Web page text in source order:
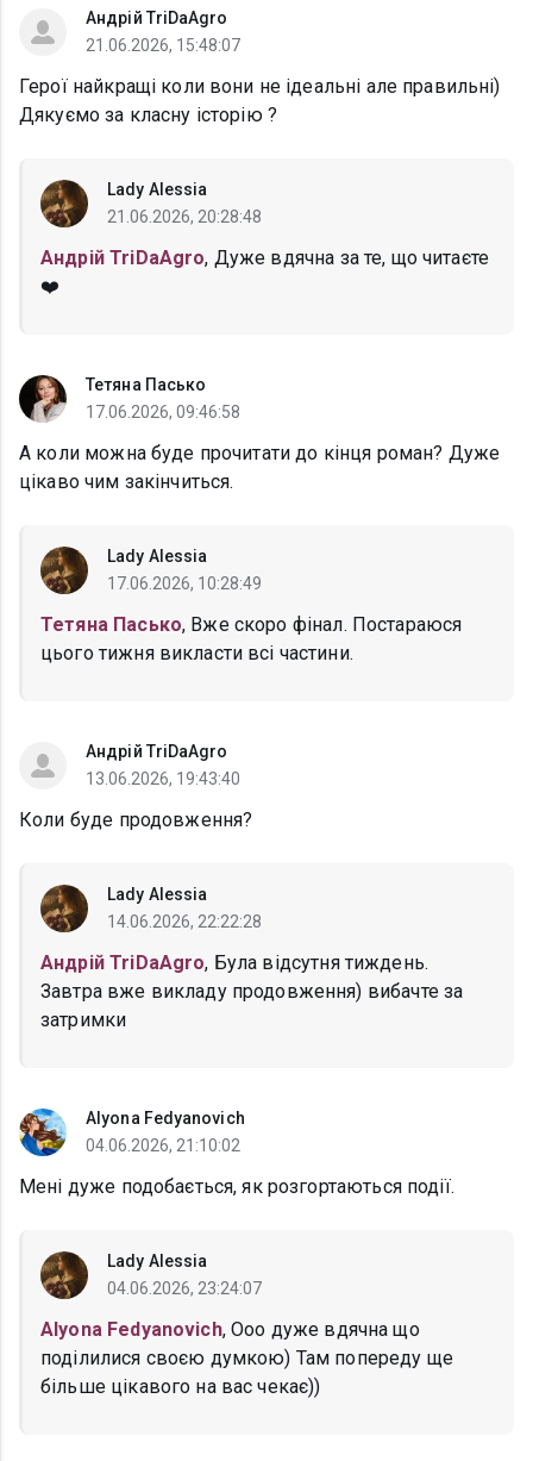
Андрій TriDaAgro
21.06.2026, 15:48:07
Герої найкращі коли вони не ідеальні але правильні)
Дякуємо за класну історію ?
Lady Alessia
21.06.2026, 20:28:48
Андрій TriDaAgro, Дуже вдячна за те, що читаєте
❤️
Тетяна Пасько
17.06.2026, 09:46:58
А коли можна буде прочитати до кінця роман? Дуже
цікаво чим закінчиться.
Lady Alessia
17.06.2026, 10:28:49
Тетяна Пасько, Вже скоро фінал. Постараюся
цього тижня викласти всі частини.
Андрій TriDaAgro
13.06.2026, 19:43:40
Коли буде продовження?
Lady Alessia
14.06.2026, 22:22:28
Андрій TriDaAgro, Була відсутня тиждень.
Завтра вже викладу продовження) вибачте за
затримки
Alyona Fedyanovich
04.06.2026, 21:10:02
Мені дуже подобається, як розгортаються події.
Lady Alessia
04.06.2026, 23:24:07
Alyona Fedyanovich, Ооо дуже вдячна що
поділилися своєю думкою) Там попереду ще
більше цікавого на вас чекає))